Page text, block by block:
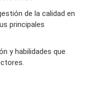
de la calidad en
principales
y habilidades que